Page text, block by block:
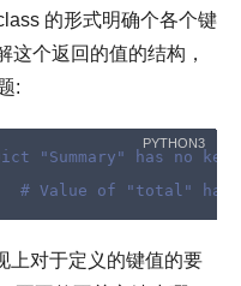
的形式明确个各个键
这个返回的值的结构，
:
"Summary" has no
# Value of "total" has
上对于定义的键值的要